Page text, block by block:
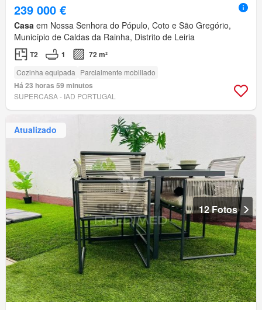
239 000 €
Casa em Nossa Senhora do Pópulo, Coto e São Gregório,
Município de Caldas da Rainha, Distrito de Leiria
T2 1 72 m²
Cozinha equipada Parcialmente mobiliado
Há 23 horas 59 minutos
SUPERCASA - IAD PORTUGAL
Atualizado
12 Fotos